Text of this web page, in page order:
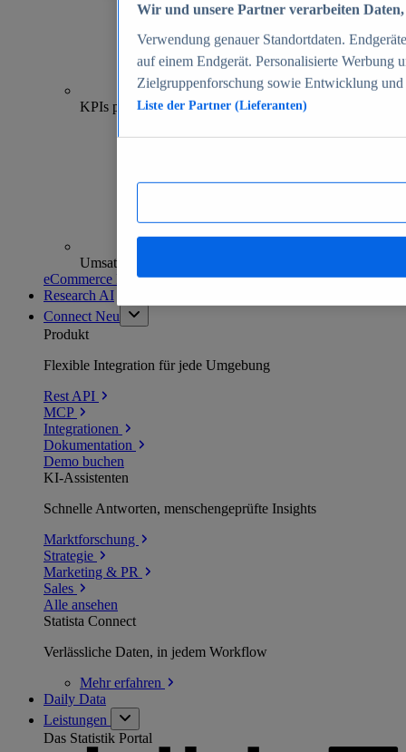
70+
KPIs pro Shop
Umsatzanalysen und -prognosen
eCommerce Insights entdecken
Research AI
Connect Neu
Produkt
Flexible Integration für jede Umgebung
Rest API
MCP
Integrationen
Dokumentation
Demo buchen
KI-Assistenten
Schnelle Antworten, menschengeprüfte Insights
Marktforschung
Strategie
Marketing & PR
Sales
Alle ansehen
Statista Connect
Verlässliche Daten, in jedem Workflow
Mehrerfahren
Daily Data
Leistungen
Das Statistik Portal
Wir und unsere Partner verarbeiten
Verwendung genauer Standortdaten.
auf einem Endgerät. Personalisierte Werbung
Zielgruppenforschung sowie Entwicklung
Liste der Partner (Lieferanten)